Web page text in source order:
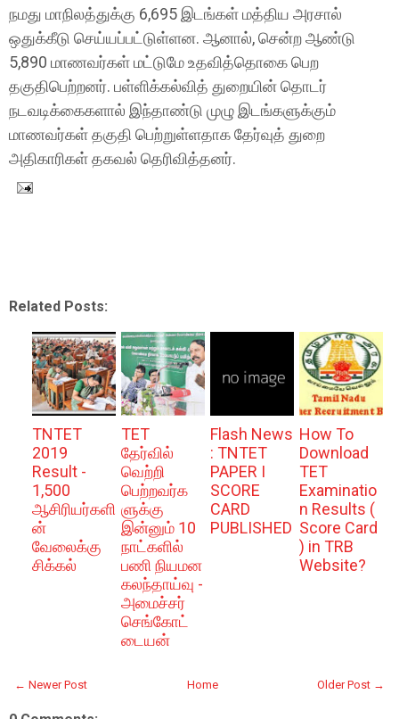
நமது மாநிலத்துக்கு 6,695 இடங்கள் மத்திய அரசால்
ஒதுக்கீடு செய்யப்பட்டுள்ளன. ஆனால், சென்ற ஆண்டு
5,890 மாணவர்கள் மட்டுமே உதவித்தொகை பெற
தகுதிபெற்றனர். பள்ளிக்கல்வித் துறையின் தொடர்
நடவடிக்கைகளால் இந்தாண்டு முழு இடங்களுக்கும்
மாணவர்கள் தகுதி பெற்றுள்ளதாக தேர்வுத் துறை
அதிகாரிகள் தகவல் தெரிவித்தனர்.
Related Posts:
TNTET
2019
Result -
1,500
ஆசிரியர்களி
ன்
வேலைக்கு
சிக்கல்
TET
தேர்வில்
வெற்றி
பெற்றவர்க
ளுக்கு
இன்னும் 10
நாட்களில்
பணி நியமன
கலந்தாய்வு -
அமைச்சர்
செங்கோட்
டையன்
Flash News
: TNTET
PAPER I
SCORE
CARD
PUBLISHED
How To
Download
TET
Examinatio
n Results (
Score Card
) in TRB
Website?
← Newer Post Older Post →
Home